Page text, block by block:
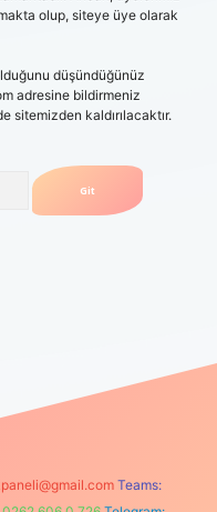
olup, siteye üye olarak
düşündüğünüz
adresine bildirmeniz
sitemizden kaldırılacaktır.
betexper yeni
Teams: